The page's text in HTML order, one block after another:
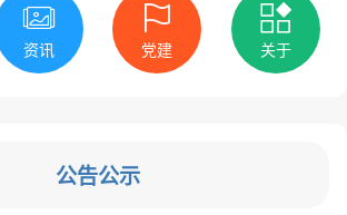
资讯 党建 关于
公告公示